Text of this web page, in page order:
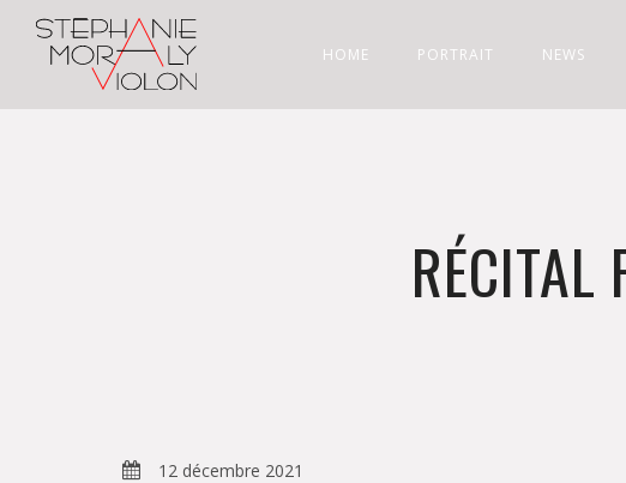
HOME PORTRAIT NEWS
RÉCITAL
12 décembre 2021